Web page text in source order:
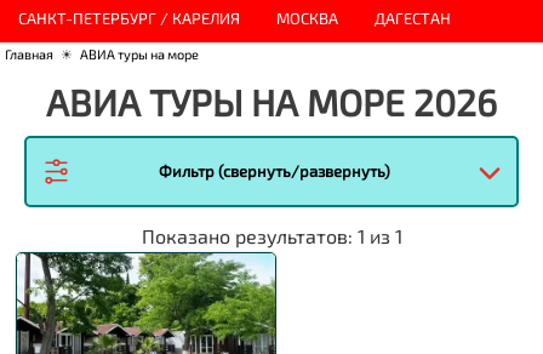
САНКТ-ПЕТЕРБУРГ / КАРЕЛИЯ МОСКВА ДАГЕСТАН
Главная ☀ АВИА туры на море
АВИА ТУРЫ НА МОРЕ 2026
Фильтр (свернуть/развернуть)
Показано результатов: 1 из 1